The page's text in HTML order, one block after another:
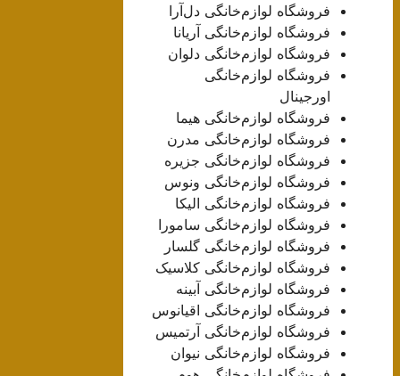
فروشگاه لوازم‌خانگی دل‌آرا
فروشگاه لوازم‌خانگی آریانا
فروشگاه لوازم‌خانگی دلوان
فروشگاه لوازم‌خانگی
اورجینال
فروشگاه لوازم‌خانگی هیما
فروشگاه لوازم‌خانگی مدرن
فروشگاه لوازم‌خانگی جزیره
فروشگاه لوازم‌خانگی ونوس
فروشگاه لوازم‌خانگی الیکا
فروشگاه لوازم‌خانگی سامورا
فروشگاه لوازم‌خانگی گلسار
فروشگاه لوازم‌خانگی کلاسیک
فروشگاه لوازم‌خانگی آبینه
فروشگاه لوازم‌خانگی اقیانوس
فروشگاه لوازم‌خانگی آرتمیس
فروشگاه لوازم‌خانگی نیوان